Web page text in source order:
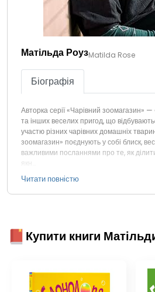
Матільда РоузMatilda Rose
Біографія
Авторка серії «Чарівний зоомагазин»
та інших веселих пригод, що
участю різних чарівних домашніх
зоомагазин» поєднують у собі блиск,
важливими посланнями про те, як
якн…
Читати повністю
Купити книги